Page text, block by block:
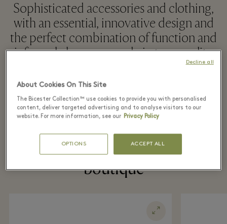
Sophisticated accessories and clothing,
with an essential, innovative design and
the perfect combination of function and
informal elegance, made in top-quality
VEURE MÉS
Vist recentment a la
boutique
About Cookies On This Site
The Bicester Collection™ use cookies to provide you with personalised
content, deliver targeted advertising and to analyse visitors to our
website. For more information, see our Privacy Policy
OPTIONS ACCEPT ALL
Decline all